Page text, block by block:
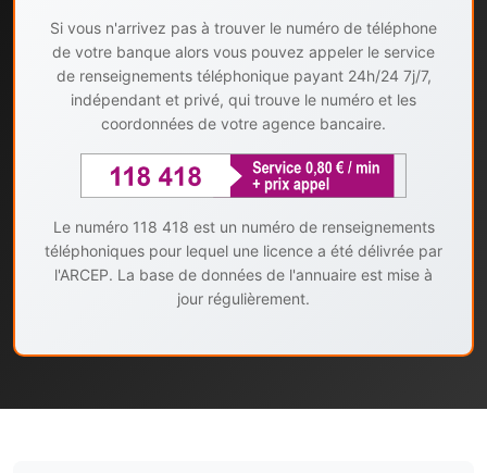
Si vous n'arrivez pas à trouver le numéro de téléphone
de votre banque alors vous pouvez appeler le service
de renseignements téléphonique payant 24h/24 7j/7,
indépendant et privé, qui trouve le numéro et les
coordonnées de votre agence bancaire.
Le numéro 118 418 est un numéro de renseignements
téléphoniques pour lequel une licence a été délivrée par
l'ARCEP. La base de données de l'annuaire est mise à
jour régulièrement.